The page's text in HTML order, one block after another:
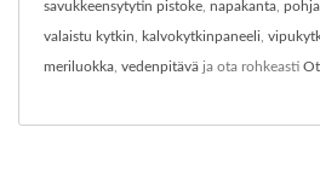
savukkeensytytin pistoke napakanta
valaistu kytkin kalvokytkinpaneeli
meriluokka vedenpitävä ja ota rohkeasti